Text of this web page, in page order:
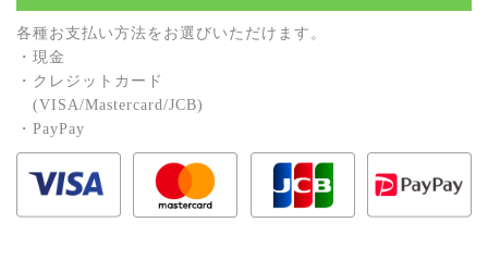
各種お⽀払い⽅法をお選びいただけます。
・現⾦
・クレジットカード
(VISA/Mastercard/JCB)
・PayPay